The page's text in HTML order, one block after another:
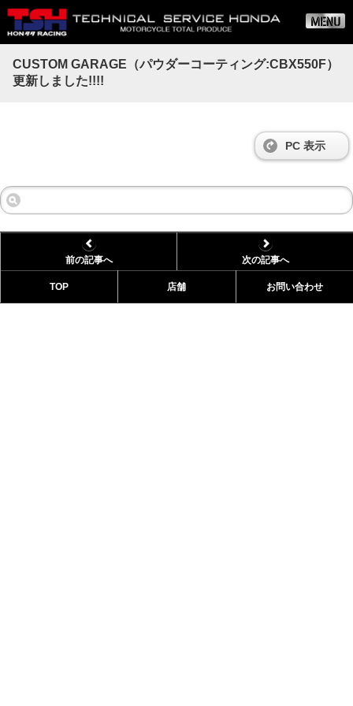
CUSTOM GARAGE（パウダーコーティング:CBX550F）
更新しました!!!!
PC 表示
前の記事へ 次の記事へ
TOP 店舗 お問い合わせ